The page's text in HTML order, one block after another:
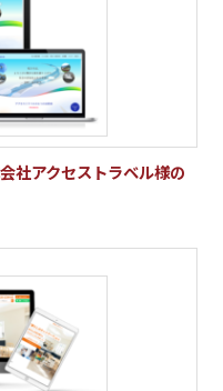
社アクセストラベル様の